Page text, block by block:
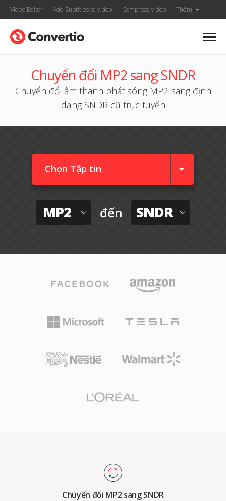
Video Editor Add Subtitles to Video Compress Video Thêm
Chuyển đổi MP2 sang SNDR
Chuyển đổi âm thanh phát sóng MP2 sang định
dạng SNDR cũ trực tuyến
Chọn Tập tin
MP2 đến SNDR
Chuyển đổi MP2 sang SNDR